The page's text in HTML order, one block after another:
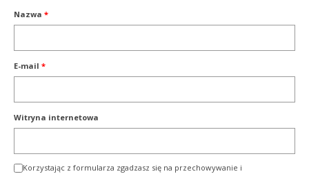
Nazwa *
E-mail *
Witryna internetowa
Korzystając z formularza zgadzasz się na przechowywanie i